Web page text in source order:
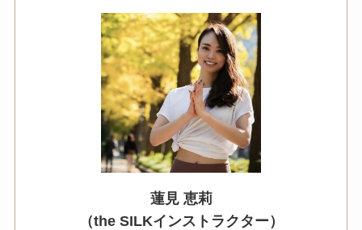
蓮見 恵莉
（the SILKインストラクター）